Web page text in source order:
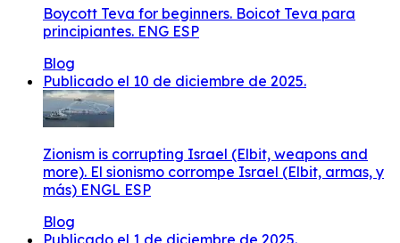
Boycott Teva for beginners. Boicot Teva para
principiantes. ENG ESP
Blog
Publicado el 10 de diciembre de 2025.
Zionism is corrupting Israel (Elbit, weapons and
more). El sionismo corrompe Israel (Elbit, armas, y
más) ENGL ESP
Blog
Publicado el 1 de diciembre de 2025.